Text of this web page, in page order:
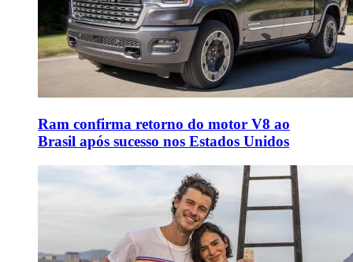
Ram confirma retorno do motor V8 ao
Brasil após sucesso nos Estados Unidos